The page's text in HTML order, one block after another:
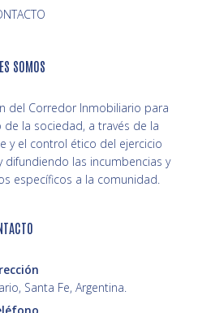
SOMOS
del Corredor Inmobiliario para
la sociedad, a través de la
y el control ético del ejercicio
difundiendo las incumbencias y
específicos a la comunidad.
Santa Fe, Argentina.